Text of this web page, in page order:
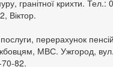
гранітної крихти.
Віктор.
перерахунок пенсій
МВС. Ужгород,
82.